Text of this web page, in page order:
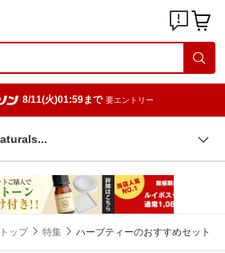
8/11(火)01:59まで 要エントリー
s
ップ 特集 ハーブティーのおすすめセット